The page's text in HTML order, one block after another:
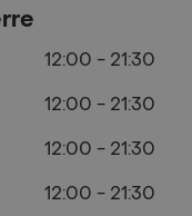
12:00 - 21:30
12:00 - 21:30
12:00 - 21:30
12:00 - 21:30